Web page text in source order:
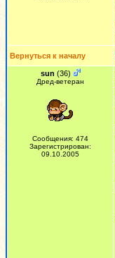
Вернуться к началу
sun (36)
Дред-ветеран
Сообщения: 474
Зарегистрирован:
09.10.2005